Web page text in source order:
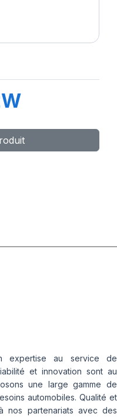
expertise au service de
et innovation sont au
une large gamme de
automobiles. Qualité et
nos partenariats avec des